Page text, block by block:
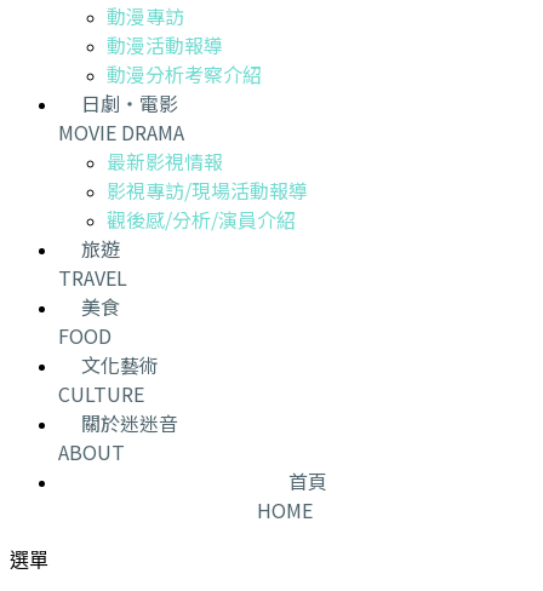
動漫專訪
動漫活動報導
動漫分析考察介紹
日劇・電影
MOVIE DRAMA
最新影視情報
影視專訪/現場活動報導
觀後感/分析/演員介紹
旅遊
TRAVEL
美食
FOOD
文化藝術
CULTURE
關於迷迷音
ABOUT
首頁
HOME
選單